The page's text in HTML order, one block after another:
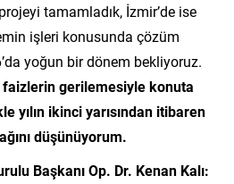
tamamladık, İzmir’de ise
işleri konusunda çözüm
yoğun bir dönem bekliyoruz.
gerilemesiyle konuta
yılın ikinci yarısından itibaren
düşünüyorum.
Başkanı Op. Dr. Kenan Kalı: